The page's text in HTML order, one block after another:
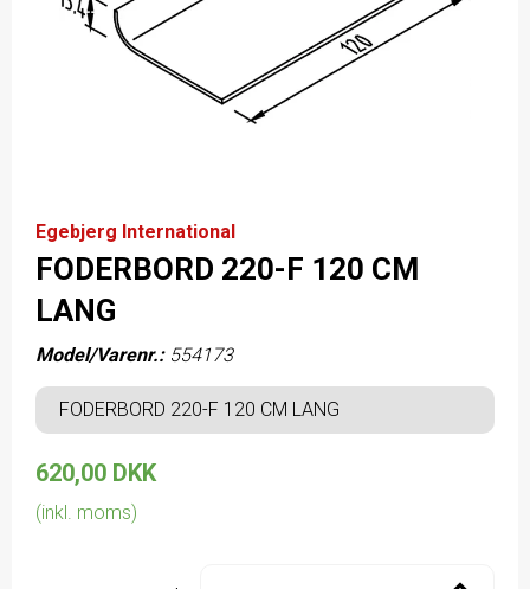
Egebjerg International
FODERBORD 220-F 120 CM
LANG
Model/Varenr.: 554173
FODERBORD 220-F 120 CM LANG
620,00 DKK
(inkl. moms)